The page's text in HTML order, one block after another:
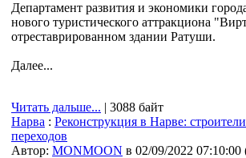
Департамент развития и экономики
нового туристического аттракциона
отреставрированном здании Ратуши.
Далее...
Читать дальше... | 3088 байт
Нарва : Реконструкция в Нарве:
переходов
Автор: MONMOON в 02/09/2022 07:10:00